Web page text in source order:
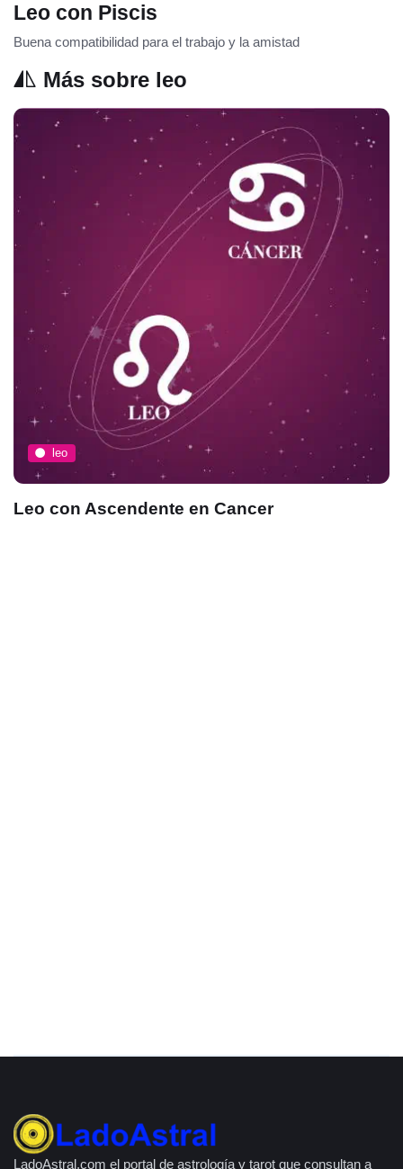
Leo con Piscis
Buena compatibilidad para el trabajo y la amistad
Más sobre leo
leo
Leo con Ascendente en Cancer
LadoAstral.com el portal de astrología y tarot que consultan a